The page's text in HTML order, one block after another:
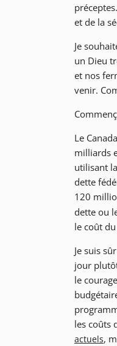
et de la
Je
un Dieu
et nos
venir.
Le
milliards
utilisant
dette
120
dette ou
le coût
Je suis
jour
le
les coûts
actuels,